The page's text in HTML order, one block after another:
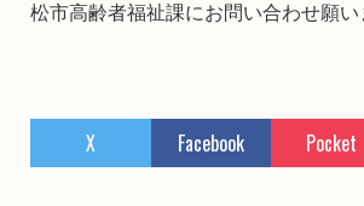
松市高齢者福祉課にお問い合わせ願い
X Facebook Pocket